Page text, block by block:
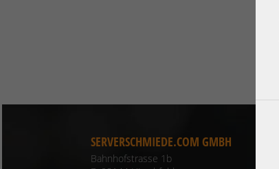
SERVERSCHMIEDE.COM GMBH
Bahnhofstrasse 1b